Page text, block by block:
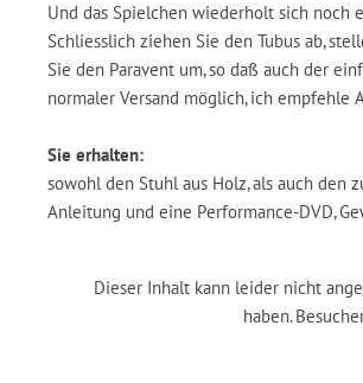
Und das Spielchen wiederholt sich noch
Schliesslich ziehen Sie den Tubus ab,
Sie den Paravent um, so daß auch der
normaler Versand möglich, ich empfehle
Sie erhalten:
sowohl den Stuhl aus Holz, als auch den
Anleitung und eine Performance-DVD,
Dieser Inhalt kann leider nicht
haben.